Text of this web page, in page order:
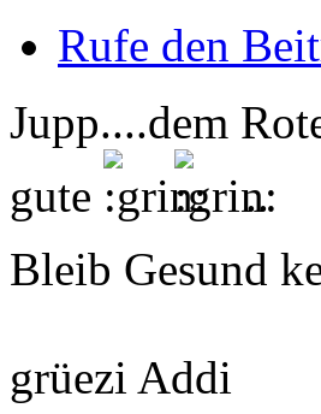
Rufe den
Jupp....dem
gute
..
Bleib Gesund
grüezi Addi